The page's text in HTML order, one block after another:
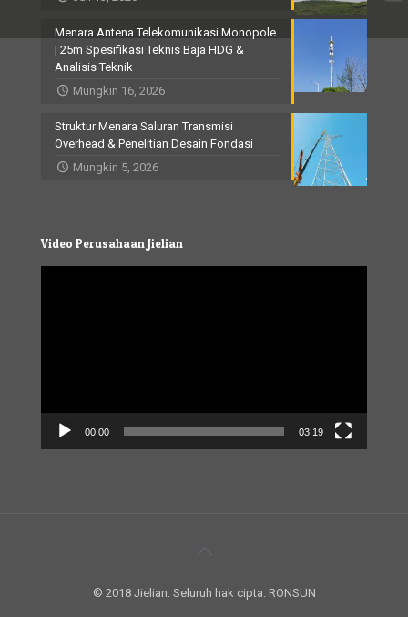
Menara Antena Telekomunikasi Monopole
| 25m Spesifikasi Teknis Baja HDG &
Analisis Teknik
Mungkin 16, 2026
Struktur Menara Saluran Transmisi
Overhead & Penelitian Desain Fondasi
Mungkin 5, 2026
Video Perusahaan Jielian
00:00 03:19
© 2018 Jielian. Seluruh hak cipta. RONSUN